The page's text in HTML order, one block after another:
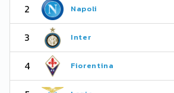
2 Napoli
3 Inter
4 Fiorentina